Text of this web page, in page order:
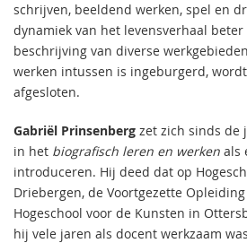
schrijven, beeldend werken, spel en
dynamiek van het levensverhaal
beschrijving van diverse
werken intussen is ingeburgerd,
afgesloten.
Gabriël Prinsenberg zet zich sinds de
in het biografisch leren en werken als
introduceren. Hij deed dat op
Driebergen, de Voortgezette
Hogeschool voor de Kunsten in
hij vele jaren als docent werkzaam